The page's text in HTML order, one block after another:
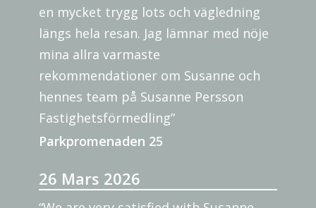
en mycket trygg lots och vägledning
längs hela resan. Jag lämnar med nöje
mina allra varmaste
rekommendationer om Susanne och
hennes team på Susanne Persson
Fastighetsförmedling”
Parkpromenaden 25
26 Mars 2026